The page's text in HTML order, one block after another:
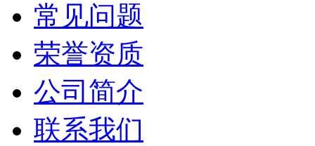
常见问题
荣誉资质
公司简介
联系我们